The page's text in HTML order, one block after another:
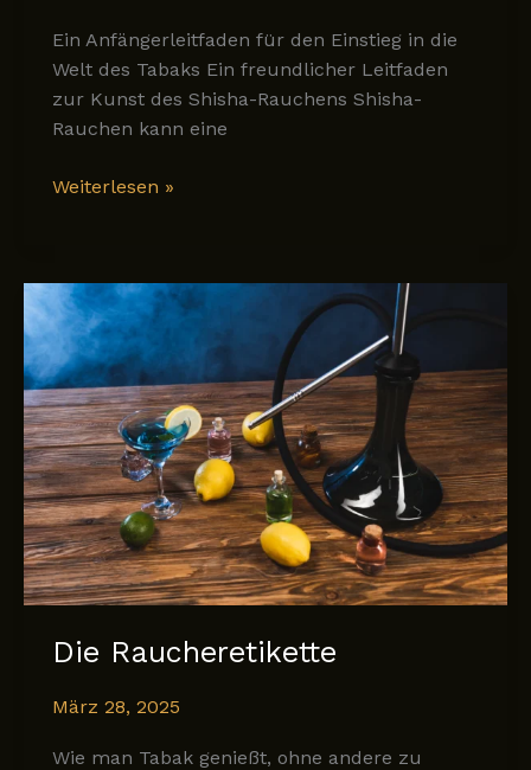
Ein Anfängerleitfaden für den Einstieg in die
Welt des Tabaks Ein freundlicher Leitfaden
zur Kunst des Shisha-Rauchens Shisha-
Rauchen kann eine
Wie
Shisha
genießt
Weiterlesen »
Die Raucheretikette
März 28, 2025
Wie man Tabak genießt, ohne andere zu